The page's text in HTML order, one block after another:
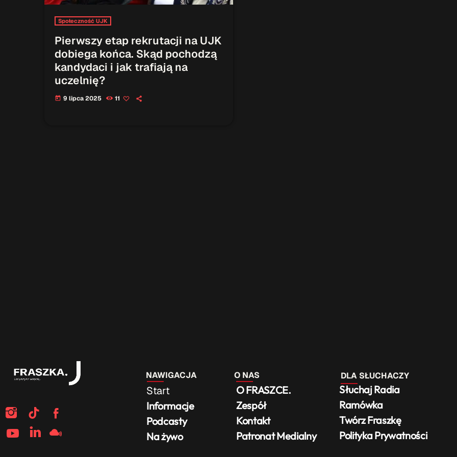
Społeczność UJK
Pierwszy etap rekrutacji na UJK
dobiega końca. Skąd pochodzą
kandydaci i jak trafiają na
uczelnię?
today 9 lipca 2025 11
Start
Informacje
Podcasty
Na żywo
O FRASZCE.
Zespół
Kontakt
Patronat Medialny
NAWIGACJA
Słuchaj Radia
Ramówka
Twórz Fraszkę
Polityka Prywatności
DLA SŁUCHACZY
O NAS